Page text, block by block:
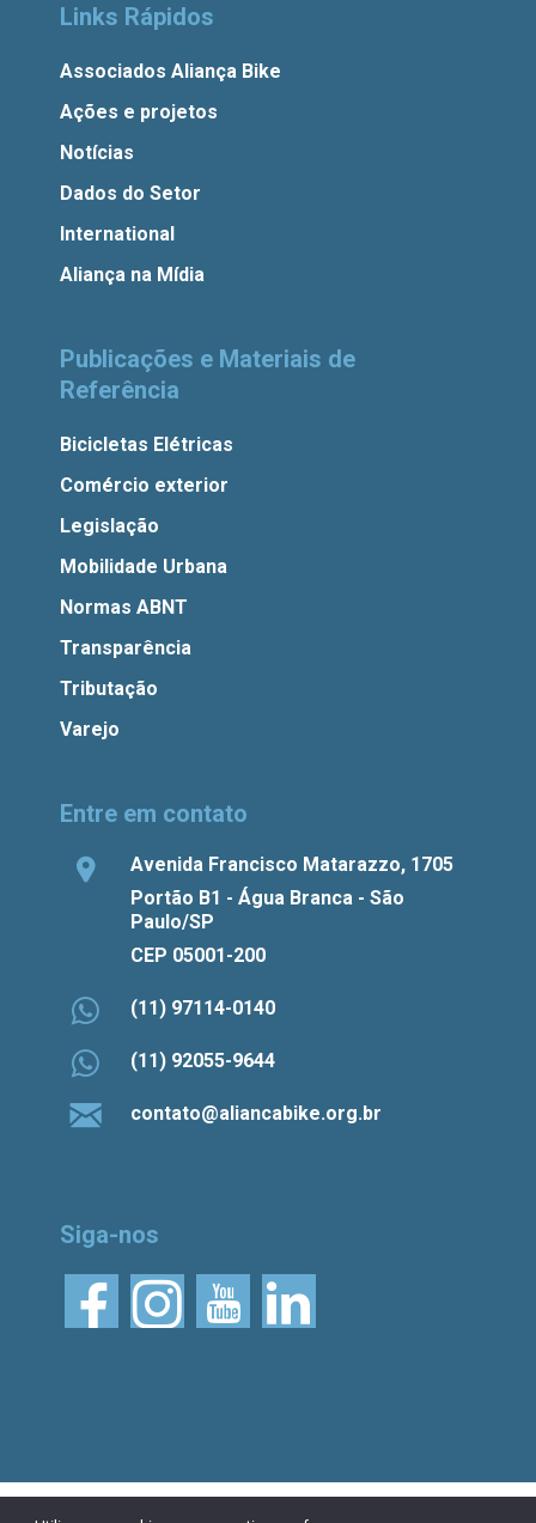
Links Rápidos
Associados Aliança Bike
Ações e projetos
Notícias
Dados do Setor
International
Aliança na Mídia
Publicações e Materiais de
Referência
Bicicletas Elétricas
Comércio exterior
Legislação
Mobilidade Urbana
Normas ABNT
Transparência
Tributação
Varejo
Entre em contato
Avenida Francisco Matarazzo, 1705
Portão B1 - Água Branca - São
Paulo/SP
CEP 05001-200
(11) 97114-0140
(11) 92055-9644
contato@aliancabike.org.br
Siga-nos